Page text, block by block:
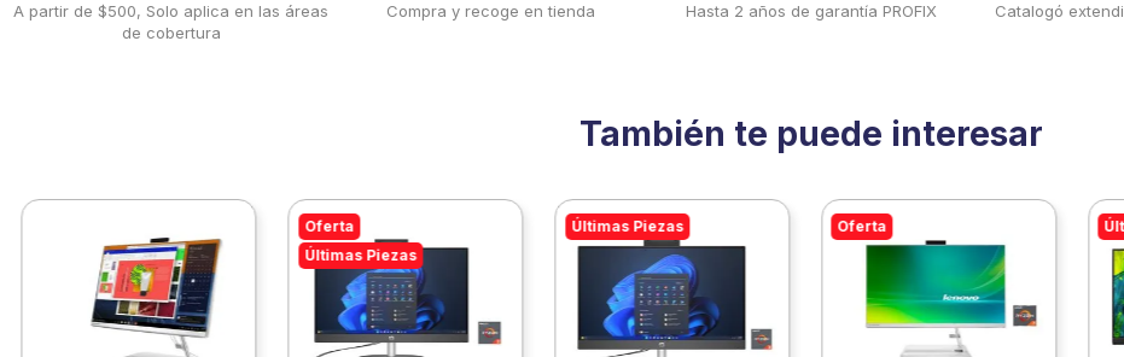
A partir de $500, Solo aplica en las áreas
de cobertura
Compra y recoge en tienda Hasta 2 años de garantía PROFIX Catalogó
También te puede interesar
Oferta
Últimas Piezas
Últimas Piezas Oferta